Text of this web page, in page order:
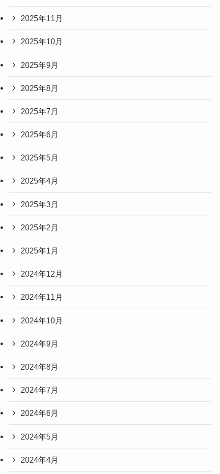
2025年11月
2025年10月
2025年9月
2025年8月
2025年7月
2025年6月
2025年5月
2025年4月
2025年3月
2025年2月
2025年1月
2024年12月
2024年11月
2024年10月
2024年9月
2024年8月
2024年7月
2024年6月
2024年5月
2024年4月